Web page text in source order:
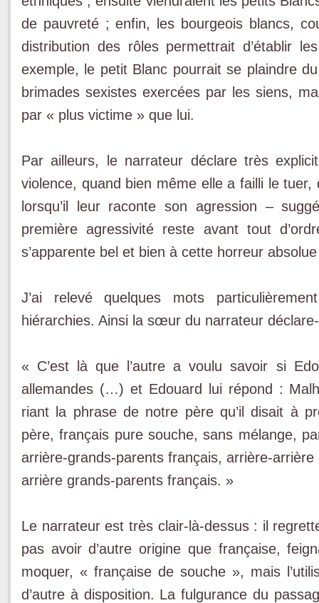
de pauvreté ; enfin, les bourgeois blancs,
distribution des rôles permettrait d’établir
exemple, le petit Blanc pourrait se plaindre
brimades sexistes exercées par les siens,
par « plus victime » que lui.
Par ailleurs, le narrateur déclare très
violence, quand bien même elle a failli le
lorsqu’il leur raconte son agression –
première agressivité reste avant tout
s’apparente bel et bien à cette horreur
J’ai relevé quelques mots
hiérarchies. Ainsi la sœur du narrateur
« C’est là que l’autre a voulu savoir si
allemandes (…) et Edouard lui répond :
riant la phrase de notre père qu’il disait à
père, français pure souche, sans mélange,
arrière-grands-parents français, arrière-
arrière grands-parents français. »
Le narrateur est très clair-là-dessus : il
pas avoir d’autre origine que française,
moquer, « française de souche », mais
d’autre à disposition. La fulgurance du